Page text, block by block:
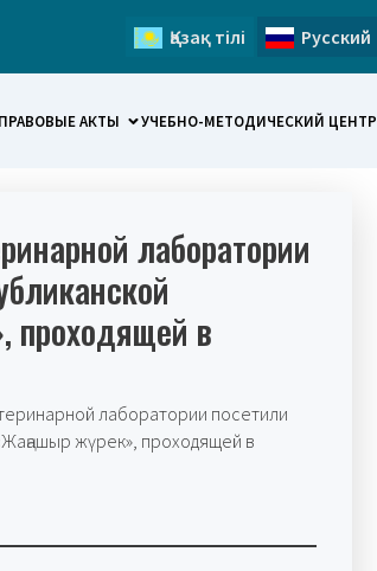
Қазақ тілі Русский
АКТЫ УЧЕБНО-МЕТОДИЧЕСКИЙ ЦЕНТР
лаборатории
проходящей в
лаборатории посетили
жүрек», проходящей в